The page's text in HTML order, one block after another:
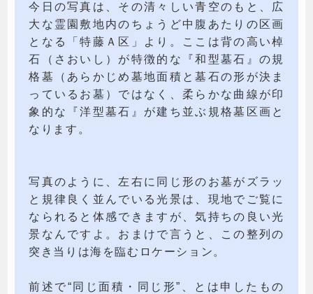
今日の写真は、その清々しい青空のもと、広
大な霊園敷地内のちょうど中腹あたりの区画
となる「特藤Ａ区」より。ここは背の高い棹
石（さおいし）が特徴的な『和型墓石』の規
格墓（あらかじめ墓地面積と墓石の形が決ま
っているお墓）ではなく、柔らかな曲線が印
象的な『洋型墓石』が建ち並ぶ規格墓区画と
なります。
写真のように、左右に同じ形のお墓がズラッ
と規律良く並んでいる光景は、現地でご覧に
なられると体感できますが、気持ちの良い光
景なんですよ。おまけで言うと、この整列の
突き当りは海を臨むロケーション。
前述で“同じ面積・同じ形”、とは申したもの